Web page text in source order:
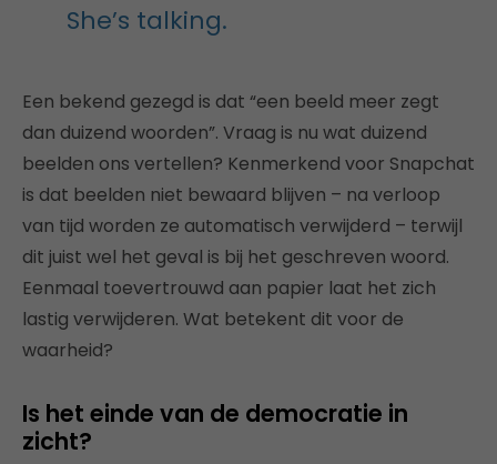
She’s talking.
Een bekend gezegd is dat “een beeld meer zegt
dan duizend woorden”. Vraag is nu wat duizend
beelden ons vertellen? Kenmerkend voor Snapchat
is dat beelden niet bewaard blijven – na verloop
van tijd worden ze automatisch verwijderd – terwijl
dit juist wel het geval is bij het geschreven woord.
Eenmaal toevertrouwd aan papier laat het zich
lastig verwijderen. Wat betekent dit voor de
waarheid?
Is het einde van de democratie in
zicht?